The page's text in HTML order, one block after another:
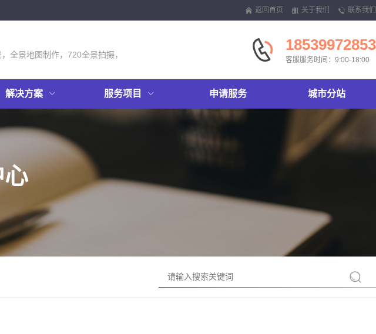
返回首页 关于我们 联系我们
全景地图制作，720全景拍摄，
18539972853
客服服务时间：9:00-18:00
解决方案 服务项目 申请服务 城市分站